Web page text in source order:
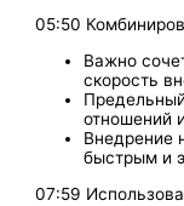
05:50
Важно
скорость
отношений
Внедрение
быстрым и
07:59